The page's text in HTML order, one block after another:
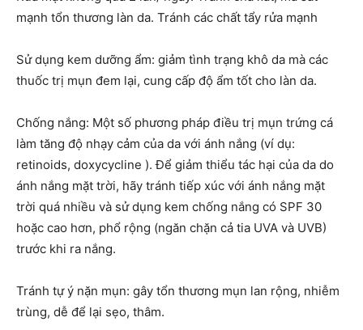
mạnh tổn thương làn da. Tránh các chất tẩy rửa mạnh
Sử dụng kem dưỡng ẩm: giảm tình trạng khô da mà các
thuốc trị mụn đem lại, cung cấp độ ẩm tốt cho làn da.
Chống nắng: Một số phương pháp điều trị mụn trứng cá
làm tăng độ nhạy cảm của da với ánh nắng (ví dụ:
retinoids, doxycycline ). Để giảm thiểu tác hại của da do
ánh nắng mặt trời, hãy tránh tiếp xúc với ánh nắng mặt
trời quá nhiều và sử dụng kem chống nắng có SPF 30
hoặc cao hơn, phổ rộng (ngăn chặn cả tia UVA và UVB)
trước khi ra nắng.
Tránh tự ý nặn mụn: gây tổn thương mụn lan rộng, nhiễm
trùng, dễ để lại sẹo, thâm.